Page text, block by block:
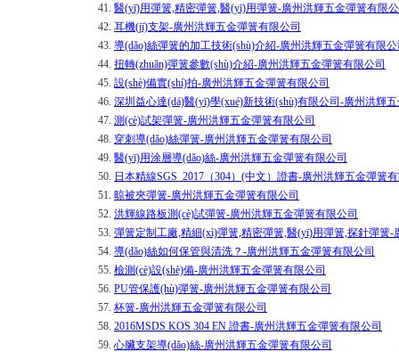
41. 醫(yī)用彈簧,精密彈簧,醫(yī)用彈簧-廣州洪輝五金彈簧有限
42. 耳機(jī)支架-廣州洪輝五金彈簧有限公司
43. 導(dǎo)絲彈簧的加工技術(shù)介紹-廣州洪輝五金彈簧有限
44. 扭轉(zhuǎn)彈簧參數(shù)介紹-廣州洪輝五金彈簧有限公司
45. 設(shè)備實(shí)拍-廣州洪輝五金彈簧有限公司
46. 深圳益心達(dá)醫(yī)學(xué)新技術(shù)有限公司-廣州洪輝
47. 測(cè)試架彈簧-廣州洪輝五金彈簧有限公司
48. 穿刺導(dǎo)絲彈簧-廣州洪輝五金彈簧有限公司
49. 醫(yī)用涂層導(dǎo)絲-廣州洪輝五金彈簧有限公司
50. 日本精線SGS_2017（304）(中文）證書-廣州洪輝五金彈簧
51. 晾被夾彈簧-廣州洪輝五金彈簧有限公司
52. 洪輝線路板測(cè)試彈簧-廣州洪輝五金彈簧有限公司
53. 彈簧定制工廠,精細(xì)彈簧,精密彈簧,醫(yī)用彈簧,探針彈簧-
54. 導(dǎo)絲如何保管與清洗？-廣州洪輝五金彈簧有限公司
55. 檢測(cè)設(shè)備-廣州洪輝五金彈簧有限公司
56. PU管保護(hù)彈簧-廣州洪輝五金彈簧有限公司
57. 杯簧-廣州洪輝五金彈簧有限公司
58. 2016MSDS KOS 304 EN 證書-廣州洪輝五金彈簧有限公司
59. 心臟支架導(dǎo)絲-廣州洪輝五金彈簧有限公司